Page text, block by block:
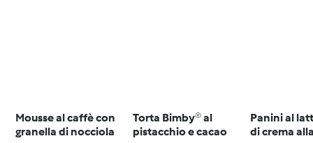
Mousse al caffè con
granella di nocciola
Torta Bimby® al
pistacchio e cacao
Panini al
di crema